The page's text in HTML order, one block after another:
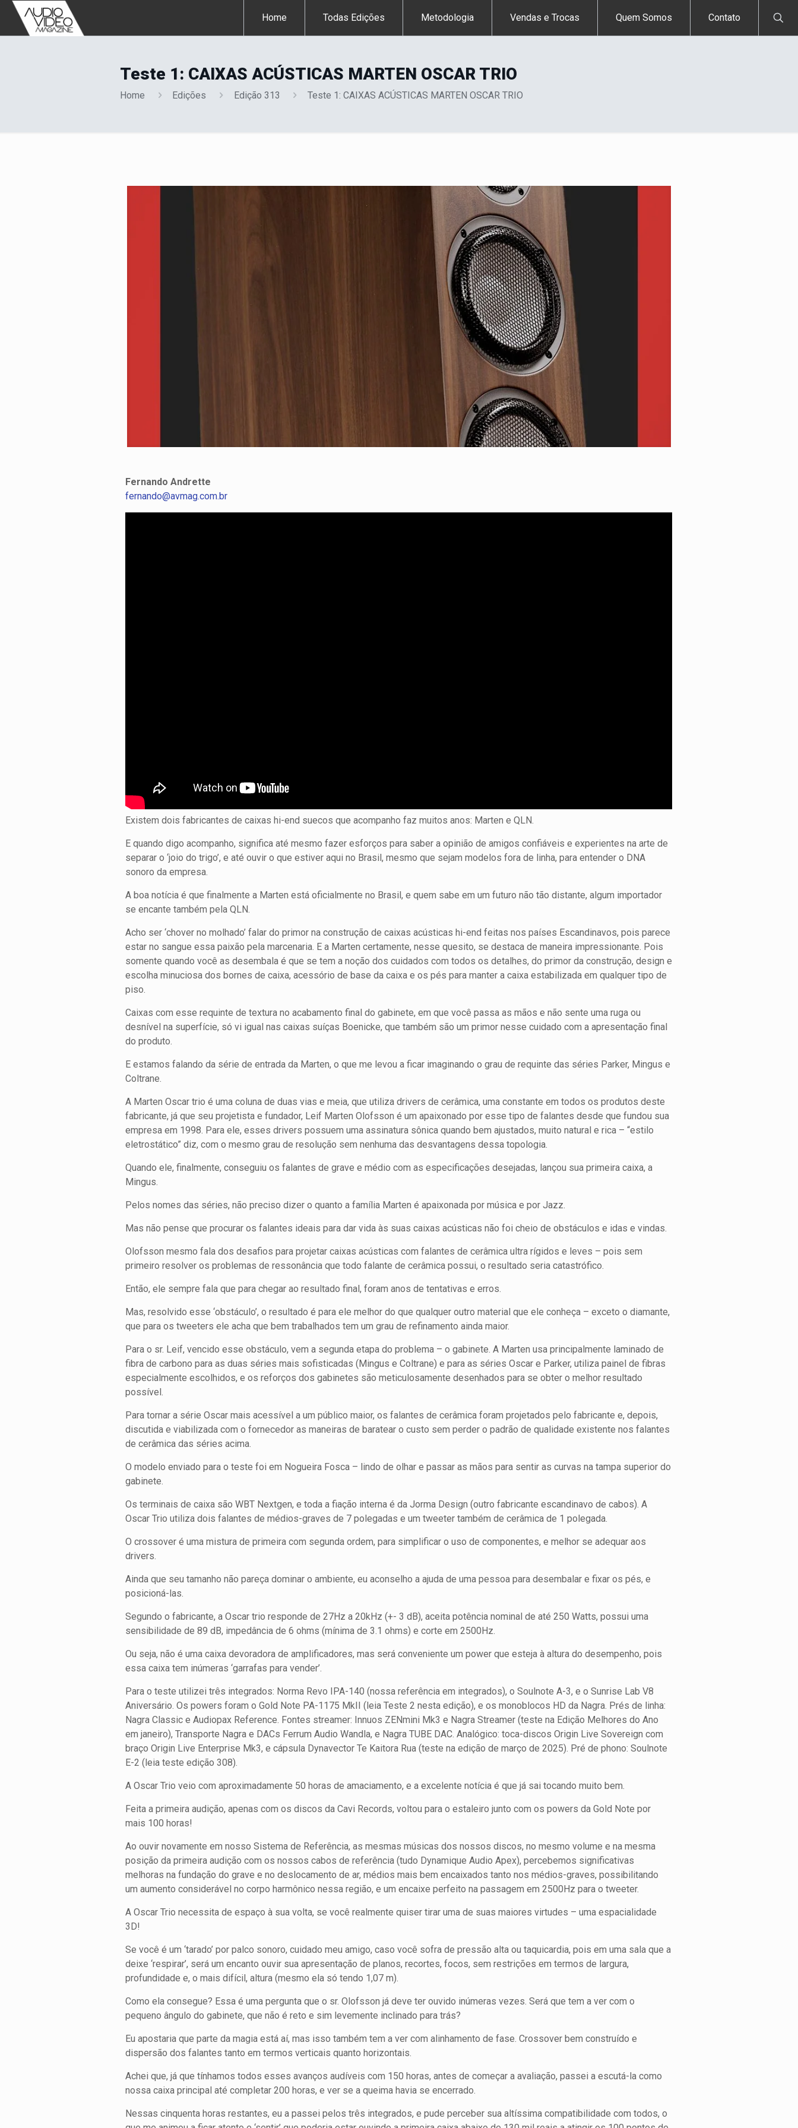
Home Todas Edições Metodologia Vendas e Trocas Quem Somos Contato
Teste 1: CAIXAS ACÚSTICAS MARTEN OSCAR TRIO
Home Edições Edição 313 Teste 1: CAIXAS ACÚSTICAS MARTEN OSCAR TRIO
Fernando Andrette
fernando@avmag.com.br
Existem dois fabricantes de caixas hi-end suecos que acompanho faz muitos anos: Marten e QLN.
E quando digo acompanho, significa até mesmo fazer esforços para saber a opinião de amigos confiáveis e experientes na arte de
separar o ‘joio do trigo’, e até ouvir o que estiver aqui no Brasil, mesmo que sejam modelos fora de linha, para entender o DNA
sonoro da empresa.
A boa notícia é que finalmente a Marten está oficialmente no Brasil, e quem sabe em um futuro não tão distante, algum importador
se encante também pela QLN.
Acho ser ‘chover no molhado’ falar do primor na construção de caixas acústicas hi-end feitas nos países Escandinavos, pois parece
estar no sangue essa paixão pela marcenaria. E a Marten certamente, nesse quesito, se destaca de maneira impressionante. Pois
somente quando você as desembala é que se tem a noção dos cuidados com todos os detalhes, do primor da construção, design e
escolha minuciosa dos bornes de caixa, acessório de base da caixa e os pés para manter a caixa estabilizada em qualquer tipo de
piso.
Caixas com esse requinte de textura no acabamento final do gabinete, em que você passa as mãos e não sente uma ruga ou
desnível na superfície, só vi igual nas caixas suíças Boenicke, que também são um primor nesse cuidado com a apresentação final
do produto.
E estamos falando da série de entrada da Marten, o que me levou a ficar imaginando o grau de requinte das séries Parker, Mingus e
Coltrane.
A Marten Oscar trio é uma coluna de duas vias e meia, que utiliza drivers de cerâmica, uma constante em todos os produtos deste
fabricante, já que seu projetista e fundador, Leif Marten Olofsson é um apaixonado por esse tipo de falantes desde que fundou sua
empresa em 1998. Para ele, esses drivers possuem uma assinatura sônica quando bem ajustados, muito natural e rica – “estilo
eletrostático” diz, com o mesmo grau de resolução sem nenhuma das desvantagens dessa topologia.
Quando ele, finalmente, conseguiu os falantes de grave e médio com as especificações desejadas, lançou sua primeira caixa, a
Mingus.
Pelos nomes das séries, não preciso dizer o quanto a família Marten é apaixonada por música e por Jazz.
Mas não pense que procurar os falantes ideais para dar vida às suas caixas acústicas não foi cheio de obstáculos e idas e vindas.
Olofsson mesmo fala dos desafios para projetar caixas acústicas com falantes de cerâmica ultra rígidos e leves – pois sem
primeiro resolver os problemas de ressonância que todo falante de cerâmica possui, o resultado seria catastrófico.
Então, ele sempre fala que para chegar ao resultado final, foram anos de tentativas e erros.
Mas, resolvido esse ‘obstáculo’, o resultado é para ele melhor do que qualquer outro material que ele conheça – exceto o diamante,
que para os tweeters ele acha que bem trabalhados tem um grau de refinamento ainda maior.
Para o sr. Leif, vencido esse obstáculo, vem a segunda etapa do problema – o gabinete. A Marten usa principalmente laminado de
fibra de carbono para as duas séries mais sofisticadas (Mingus e Coltrane) e para as séries Oscar e Parker, utiliza painel de fibras
especialmente escolhidos, e os reforços dos gabinetes são meticulosamente desenhados para se obter o melhor resultado
possível.
Para tornar a série Oscar mais acessível a um público maior, os falantes de cerâmica foram projetados pelo fabricante e, depois,
discutida e viabilizada com o fornecedor as maneiras de baratear o custo sem perder o padrão de qualidade existente nos falantes
de cerâmica das séries acima.
O modelo enviado para o teste foi em Nogueira Fosca – lindo de olhar e passar as mãos para sentir as curvas na tampa superior do
gabinete.
Os terminais de caixa são WBT Nextgen, e toda a fiação interna é da Jorma Design (outro fabricante escandinavo de cabos). A
Oscar Trio utiliza dois falantes de médios-graves de 7 polegadas e um tweeter também de cerâmica de 1 polegada.
O crossover é uma mistura de primeira com segunda ordem, para simplificar o uso de componentes, e melhor se adequar aos
drivers.
Ainda que seu tamanho não pareça dominar o ambiente, eu aconselho a ajuda de uma pessoa para desembalar e fixar os pés, e
posicioná-las.
Segundo o fabricante, a Oscar trio responde de 27Hz a 20kHz (+- 3 dB), aceita potência nominal de até 250 Watts, possui uma
sensibilidade de 89 dB, impedância de 6 ohms (mínima de 3.1 ohms) e corte em 2500Hz.
Ou seja, não é uma caixa devoradora de amplificadores, mas será conveniente um power que esteja à altura do desempenho, pois
essa caixa tem inúmeras ‘garrafas para vender’.
Para o teste utilizei três integrados: Norma Revo IPA-140 (nossa referência em integrados), o Soulnote A-3, e o Sunrise Lab V8
Aniversário. Os powers foram o Gold Note PA-1175 MkII (leia Teste 2 nesta edição), e os monoblocos HD da Nagra. Prés de linha:
Nagra Classic e Audiopax Reference. Fontes streamer: Innuos ZENmini Mk3 e Nagra Streamer (teste na Edição Melhores do Ano
em janeiro), Transporte Nagra e DACs Ferrum Audio Wandla, e Nagra TUBE DAC. Analógico: toca-discos Origin Live Sovereign com
braço Origin Live Enterprise Mk3, e cápsula Dynavector Te Kaitora Rua (teste na edição de março de 2025). Pré de phono: Soulnote
E-2 (leia teste edição 308).
A Oscar Trio veio com aproximadamente 50 horas de amaciamento, e a excelente notícia é que já sai tocando muito bem.
Feita a primeira audição, apenas com os discos da Cavi Records, voltou para o estaleiro junto com os powers da Gold Note por
mais 100 horas!
Ao ouvir novamente em nosso Sistema de Referência, as mesmas músicas dos nossos discos, no mesmo volume e na mesma
posição da primeira audição com os nossos cabos de referência (tudo Dynamique Audio Apex), percebemos significativas
melhoras na fundação do grave e no deslocamento de ar, médios mais bem encaixados tanto nos médios-graves, possibilitando
um aumento considerável no corpo harmônico nessa região, e um encaixe perfeito na passagem em 2500Hz para o tweeter.
A Oscar Trio necessita de espaço à sua volta, se você realmente quiser tirar uma de suas maiores virtudes – uma espacialidade
3D!
Se você é um ‘tarado’ por palco sonoro, cuidado meu amigo, caso você sofra de pressão alta ou taquicardia, pois em uma sala que a
deixe ‘respirar’, será um encanto ouvir sua apresentação de planos, recortes, focos, sem restrições em termos de largura,
profundidade e, o mais difícil, altura (mesmo ela só tendo 1,07 m).
Como ela consegue? Essa é uma pergunta que o sr. Olofsson já deve ter ouvido inúmeras vezes. Será que tem a ver com o
pequeno ângulo do gabinete, que não é reto e sim levemente inclinado para trás?
Eu apostaria que parte da magia está aí, mas isso também tem a ver com alinhamento de fase. Crossover bem construído e
dispersão dos falantes tanto em termos verticais quanto horizontais.
Achei que, já que tínhamos todos esses avanços audíveis com 150 horas, antes de começar a avaliação, passei a escutá-la como
nossa caixa principal até completar 200 horas, e ver se a queima havia se encerrado.
Nessas cinquenta horas restantes, eu a passei pelos três integrados, e pude perceber sua altíssima compatibilidade com todos, o